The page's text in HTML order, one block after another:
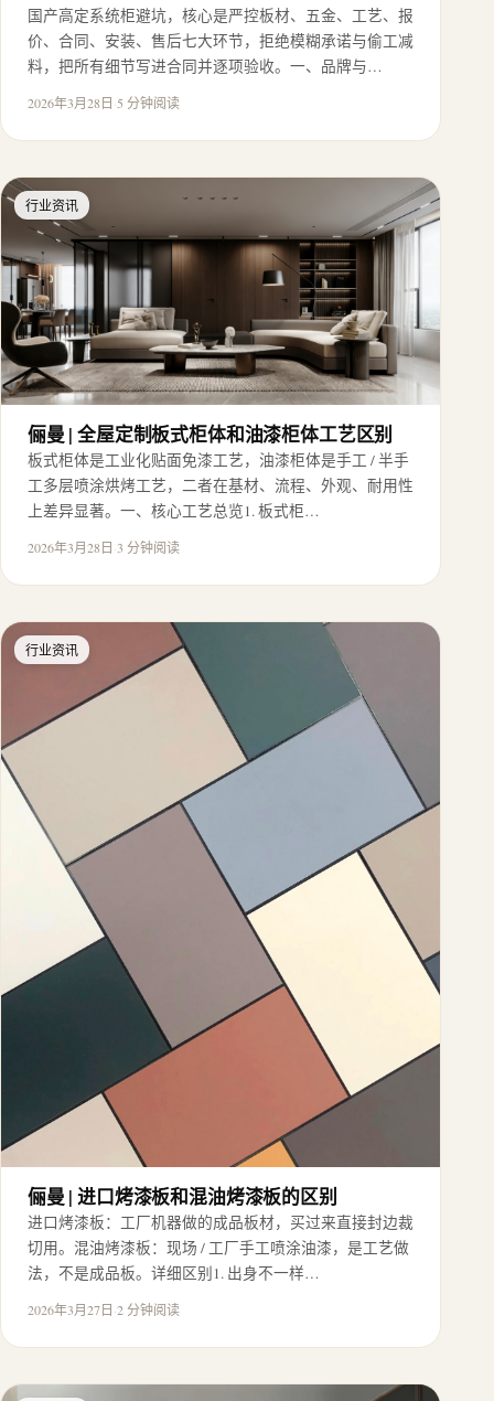
国产高定系统柜避坑，核心是严控板材、五金、工艺、报
价、合同、安装、售后七大环节，拒绝模糊承诺与偷工减
料，把所有细节写进合同并逐项验收。一、品牌与…
2026年3月28日·5 分钟阅读
行业资讯
俪曼 | 全屋定制板式柜体和油漆柜体工艺区别
板式柜体是工业化贴面免漆工艺，油漆柜体是手工 / 半手
工多层喷涂烘烤工艺，二者在基材、流程、外观、耐用性
上差异显著。一、核心工艺总览1. 板式柜…
2026年3月28日·3 分钟阅读
行业资讯
俪曼 | 进口烤漆板和混油烤漆板的区别
进口烤漆板：工厂机器做的成品板材，买过来直接封边裁
切用。混油烤漆板：现场 / 工厂手工喷涂油漆，是工艺做
法，不是成品板。详细区别1. 出身不一样…
2026年3月27日·2 分钟阅读